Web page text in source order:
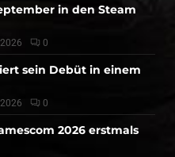
in den Steam
0
sein Debüt in einem
0
2026 erstmals